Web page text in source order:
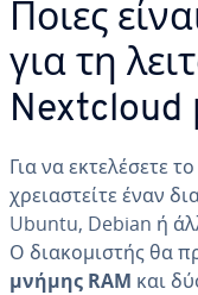
Ποιες
για τη
Nextcloud
Για να εκτελέσετε
χρειαστείτε έναν
Ubuntu, Debian ή
Ο διακομιστής θα
μνήμης RAM και